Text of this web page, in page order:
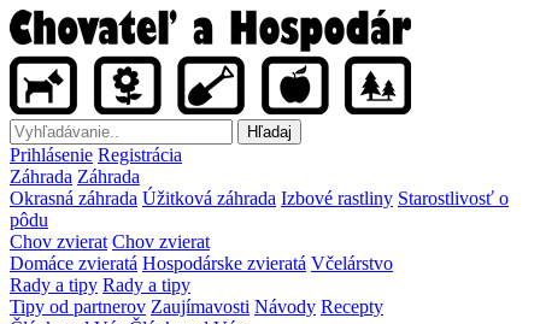
Hľadaj
Prihlásenie Registrácia
Záhrada Záhrada
Okrasná záhrada Úžitková záhrada Izbové rastliny Starostlivosť o
pôdu
Chov zvierat Chov zvierat
Domáce zvieratá Hospodárske zvieratá Včelárstvo
Rady a tipy Rady a tipy
Tipy od partnerov Zaujímavosti Návody Recepty